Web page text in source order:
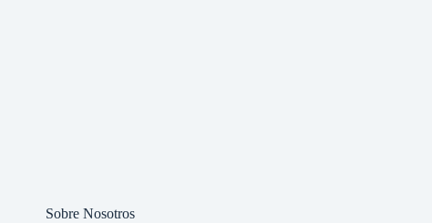
Sobre Nosotros